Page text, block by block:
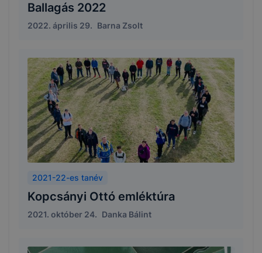
Ballagás 2022
2022. április 29. Barna Zsolt
2021-22-es tanév
Kopcsányi Ottó emléktúra
2021. október 24. Danka Bálint